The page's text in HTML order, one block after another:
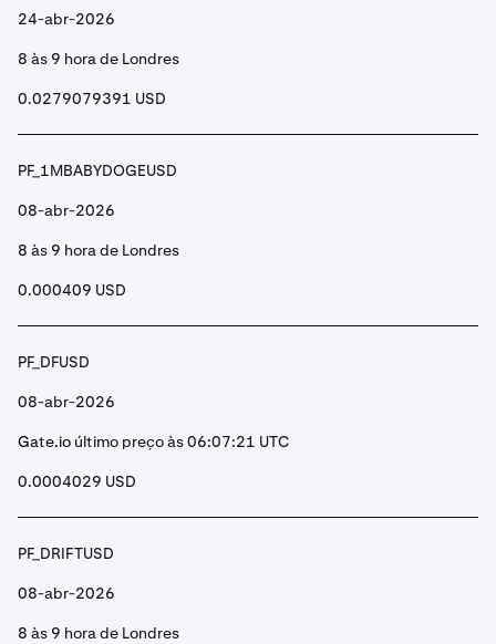
24-abr-2026
8 às 9 hora de Londres
0.0279079391 USD
PF_1MBABYDOGEUSD
08-abr-2026
8 às 9 hora de Londres
0.000409 USD
PF_DFUSD
08-abr-2026
Gate.io último preço às 06:07:21 UTC
0.0004029 USD
PF_DRIFTUSD
08-abr-2026
8 às 9 hora de Londres